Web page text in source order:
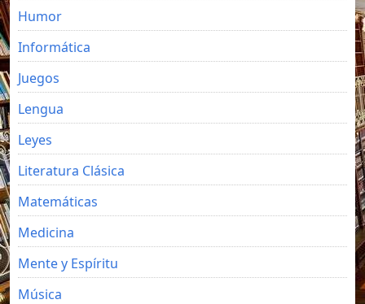
Humor
Informática
Juegos
Lengua
Leyes
Literatura Clásica
Matemáticas
Medicina
Mente y Espíritu
Música